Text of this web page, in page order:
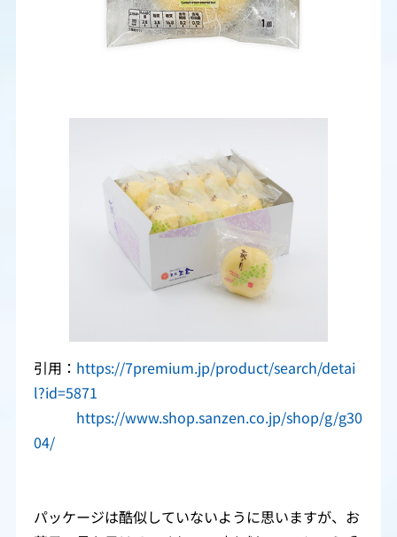
引用：https://7premium.jp/product/search/detai
l?id=5871
https://www.shop.sanzen.co.jp/shop/g/g30
04/
パッケージは酷似していないように思いますが、お